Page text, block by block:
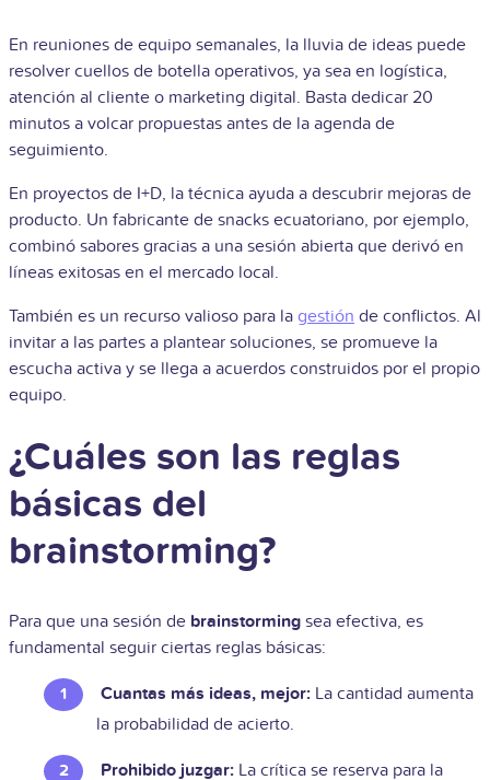
En reuniones de equipo semanales, la lluvia de ideas puede
resolver cuellos de botella operativos, ya sea en logística,
atención al cliente o marketing digital. Basta dedicar 20
minutos a volcar propuestas antes de la agenda de
seguimiento.
En proyectos de I+D, la técnica ayuda a descubrir mejoras de
producto. Un fabricante de snacks ecuatoriano, por ejemplo,
combinó sabores gracias a una sesión abierta que derivó en
líneas exitosas en el mercado local.
También es un recurso valioso para la gestión de conflictos. Al
invitar a las partes a plantear soluciones, se promueve la
escucha activa y se llega a acuerdos construidos por el propio
equipo.
¿Cuáles son las reglas
básicas del
brainstorming?
Para que una sesión de brainstorming sea efectiva, es
fundamental seguir ciertas reglas básicas:
Cuantas más ideas, mejor: La cantidad aumenta
la probabilidad de acierto.
Prohibido juzgar: La crítica se reserva para la